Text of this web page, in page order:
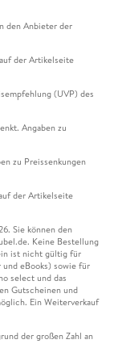
den Anbieter der
der Artikelseite
(UVP) des
Angaben zu
zu Preissenkungen
der Artikelseite
Sie können den
Keine Bestellung
ist nicht gültig für
eBooks) sowie für
select und das
Gutscheinen und
Ein Weiterverkauf
der großen Zahl an